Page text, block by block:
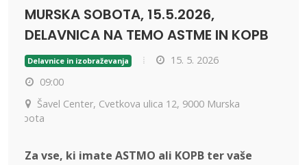
MURSKA SOBOTA, 15.5.2026,
DELAVNICA NA TEMO ASTME IN KOPB
Delavnice in izobraževanja
15. 5. 2026
09:00
Šavel Center, Cvetkova ulica 12, 9000 Murska
Sobota
Za vse, ki imate ASTMO ali KOPB ter vaše